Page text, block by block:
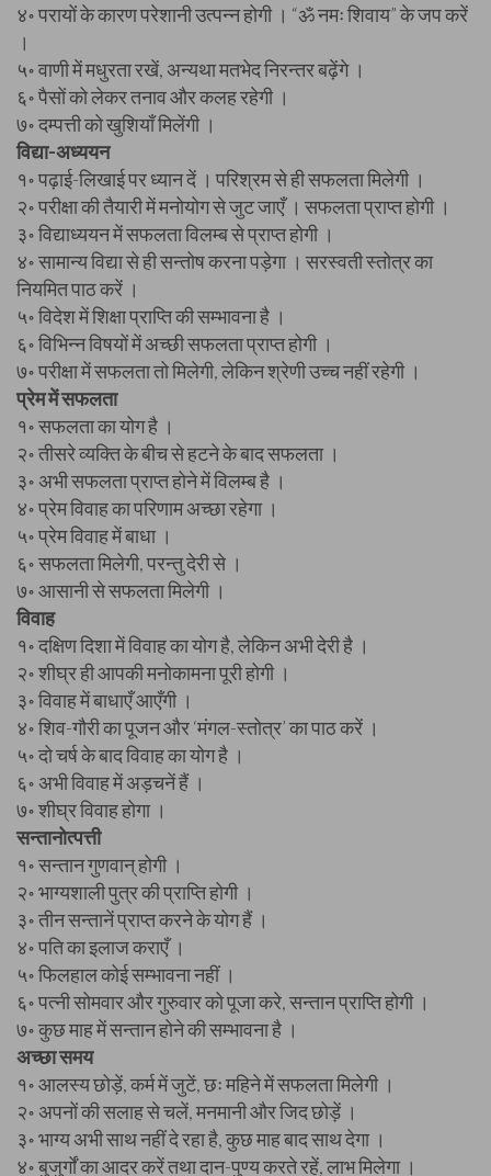
४॰ परायों के कारण परेशानी उत्पन्न होगी । “ॐ नमः शिवाय” के जप करें
।
५॰ वाणी में मधुरता रखें, अन्यथा मतभेद निरन्तर बढ़ेंगे ।
६॰ पैसों को लेकर तनाव और कलह रहेगी ।
७॰ दम्पत्ती को खुशियाँ मिलेंगी ।
विद्या-अध्ययन
१॰ पढ़ाई-लिखाई पर ध्यान दें । परिश्रम से ही सफलता मिलेगी ।
२॰ परीक्षा की तैयारी में मनोयोग से जुट जाएँ । सफलता प्राप्त होगी ।
३॰ विद्याध्ययन में सफलता विलम्ब से प्राप्त होगी ।
४॰ सामान्य विद्या से ही सन्तोष करना पड़ेगा । सरस्वती स्तोत्र का
नियमित पाठ करें ।
५॰ विदेश में शिक्षा प्राप्ति की सम्भावना है ।
६॰ विभिन्न विषयों में अच्छी सफलता प्राप्त होगी ।
७॰ परीक्षा में सफलता तो मिलेगी, लेकिन श्रेणी उच्च नहीं रहेगी ।
प्रेम में सफलता
१॰ सफलता का योग है ।
२॰ तीसरे व्यक्ति के बीच से हटने के बाद सफलता ।
३॰ अभी सफलता प्राप्त होने में विलम्ब है ।
४॰ प्रेम विवाह का परिणाम अच्छा रहेगा ।
५॰ प्रेम विवाह में बाधा ।
६॰ सफलता मिलेगी, परन्तु देरी से ।
७॰ आसानी से सफलता मिलेगी ।
विवाह
१॰ दक्षिण दिशा में विवाह का योग है, लेकिन अभी देरी है ।
२॰ शीघ्र ही आपकी मनोकामना पूरी होगी ।
३॰ विवाह में बाधाएँ आएँगी ।
४॰ शिव-गौरी का पूजन और ‘मंगल-स्तोत्र’ का पाठ करें ।
५॰ दो चर्ष के बाद विवाह का योग है ।
६॰ अभी विवाह में अड़चनें हैं ।
७॰ शीघ्र विवाह होगा ।
सन्तानोत्पत्ती
१॰ सन्तान गुणवान् होगी ।
२॰ भाग्यशाली पुत्र की प्राप्ति होगी ।
३॰ तीन सन्तानें प्राप्त करने के योग हैं ।
४॰ पति का इलाज कराएँ ।
५॰ फिलहाल कोई सम्भावना नहीं ।
६॰ पत्नी सोमवार और गुरुवार को पूजा करे, सन्तान प्राप्ति होगी ।
७॰ कुछ माह में सन्तान होने की सम्भावना है ।
अच्छा समय
१॰ आलस्य छोड़ें, कर्म में जुटें, छः महिने में सफलता मिलेगी ।
२॰ अपनों की सलाह से चलें, मनमानी और जिद छोड़ें ।
३॰ भाग्य अभी साथ नहीं दे रहा है, कुछ माह बाद साथ देगा ।
४॰ बुजुर्गों का आदर करें तथा दान-पुण्य करते रहें, लाभ मिलेगा ।